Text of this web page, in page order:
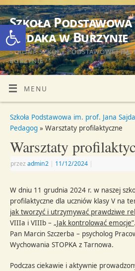
Otwórz pasek
Szkoła
Sajdaka w Burzynie
STRONA SZKOŁY PODSTAWOWEJ IM.
BURZYNIE
MENU
Szkoła Podstawowa im. prof. Jana
Pedagog » Warsztaty profilaktyczne
Warsztaty
przezadmin2 | 11/12/2024 |
W dniu 11 grudnia 2024 r. w naszej
profilaktyczne dla uczniów klasy V na
jak tworzyć i utrzymywać prawdziwe
VIIIa i VIIIb –„Jak kontrolować emocje”
Pan Marcin Szczerba – psycholog
Wychowania STOPKA z Tarnowa.
Podczas ciekawie i aktywnie